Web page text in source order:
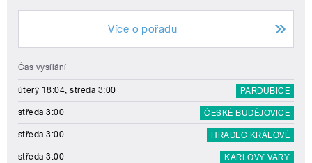
Více o pořadu
Čas vysílání
úterý 18:04, středa 3:00 PARDUBICE
středa 3:00 ČESKÉ BUDĚJOVICE
středa 3:00 HRADEC KRÁLOVÉ
středa 3:00 KARLOVY VARY